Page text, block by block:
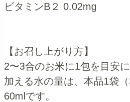
ビタミンB２ 0.02mg
【お召し上がり方】
2〜3合のお米に1包を目安
加える水の量は、本品1袋
60mlです。